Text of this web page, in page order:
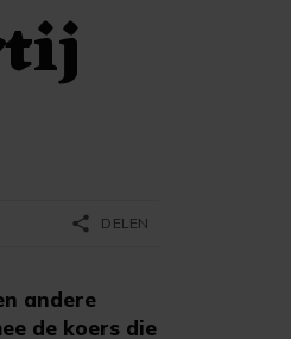
andere
de koers die
share DELEN